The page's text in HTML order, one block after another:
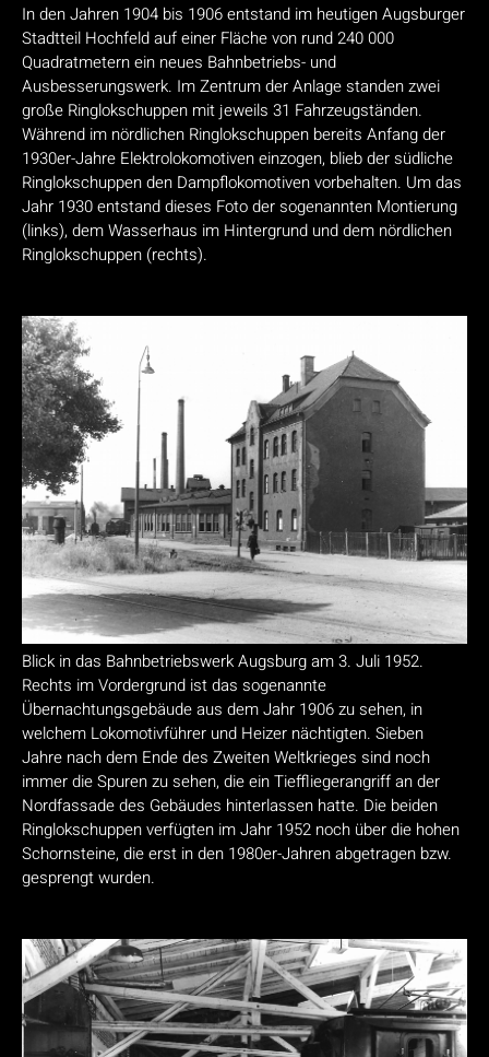
In den Jahren 1904 bis 1906 entstand im heutigen Augsburger
Stadtteil Hochfeld auf einer Fläche von rund 240 000
Quadratmetern ein neues Bahnbetriebs- und
Ausbesserungswerk. Im Zentrum der Anlage standen zwei
große Ringlokschuppen mit jeweils 31 Fahrzeugständen.
Während im nördlichen Ringlokschuppen bereits Anfang der
1930er-Jahre Elektrolokomotiven einzogen, blieb der südliche
Ringlokschuppen den Dampflokomotiven vorbehalten. Um das
Jahr 1930 entstand dieses Foto der sogenannten Montierung
(links), dem Wasserhaus im Hintergrund und dem nördlichen
Ringlokschuppen (rechts).
Blick in das Bahnbetriebswerk Augsburg am 3. Juli 1952.
Rechts im Vordergrund ist das sogenannte
Übernachtungsgebäude aus dem Jahr 1906 zu sehen, in
welchem Lokomotivführer und Heizer nächtigten. Sieben
Jahre nach dem Ende des Zweiten Weltkrieges sind noch
immer die Spuren zu sehen, die ein Tieffliegerangriff an der
Nordfassade des Gebäudes hinterlassen hatte. Die beiden
Ringlokschuppen verfügten im Jahr 1952 noch über die hohen
Schornsteine, die erst in den 1980er-Jahren abgetragen bzw.
gesprengt wurden.